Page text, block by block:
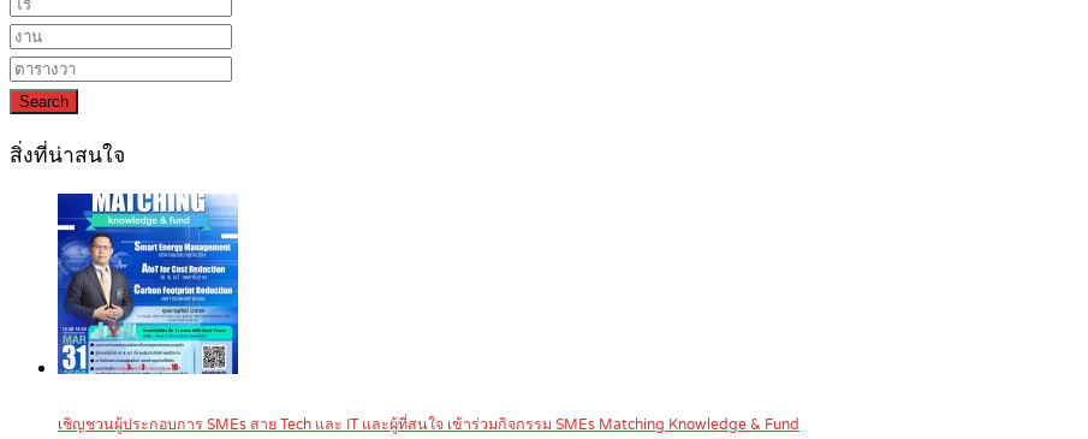
Search
สิ่งที่น่าสนใจ
เชิญชวนผู้ประกอบการ SMEs สาย Tech และ IT และผู้ที่สนใจ เข้าร่วมกิจกรรม SMEs Matching Knowledge & Fund